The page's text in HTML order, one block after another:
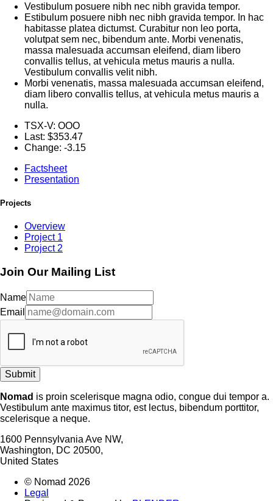
Vestibulum posuere nibh nec nibh gravida tempor.
Estibulum posuere nibh nec nibh gravida tempor. In hac
habitasse platea dictumst. Curabitur non leo porta,
volutpat sem nec, bibendum ante. Morbi venenatis,
massa malesuada accumsan eleifend, diam libero
convallis tellus, at vehicula metus mauris a nulla.
Vestibulum convallis velit nibh.
Morbi venenatis, massa malesuada accumsan eleifend,
diam libero convallis tellus, at vehicula metus mauris a
nulla.
TSX-V: OOO
Last: $353.47
Change: -3.15
Factsheet
Presentation
Projects
Overview
Project 1
Project 2
Join Our Mailing List
Name
Email
Submit
Nomad is proin scelerisque magna odio, congue dui tempor a.
Vestibulum ante maximus titor, est lectus, bibendum porttitor,
scelerisque a neque.
1600 Pennsylvania Ave NW,
Washington, DC 20500,
United States
© Nomad 2026
Legal